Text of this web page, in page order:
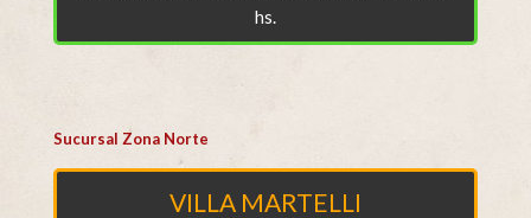
hs.
Sucursal Zona Norte
VILLA MARTELLI